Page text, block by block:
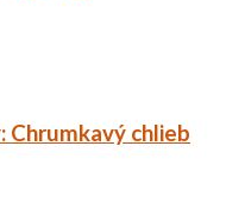
Chrumkavý chlieb